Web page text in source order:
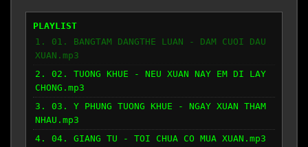
PLAYLIST
1. 01. BANGTAM DANGTHE LUAN - DAM CUOI DAU
XUAN.mp3
2. 02. TUONG KHUE - NEU XUAN NAY EM DI LAY
CHONG.mp3
3. 03. Y PHUNG TUONG KHUE - NGAY XUAN THAM
NHAU.mp3
4. 04. GIANG TU - TOI CHUA CO MUA XUAN.mp3